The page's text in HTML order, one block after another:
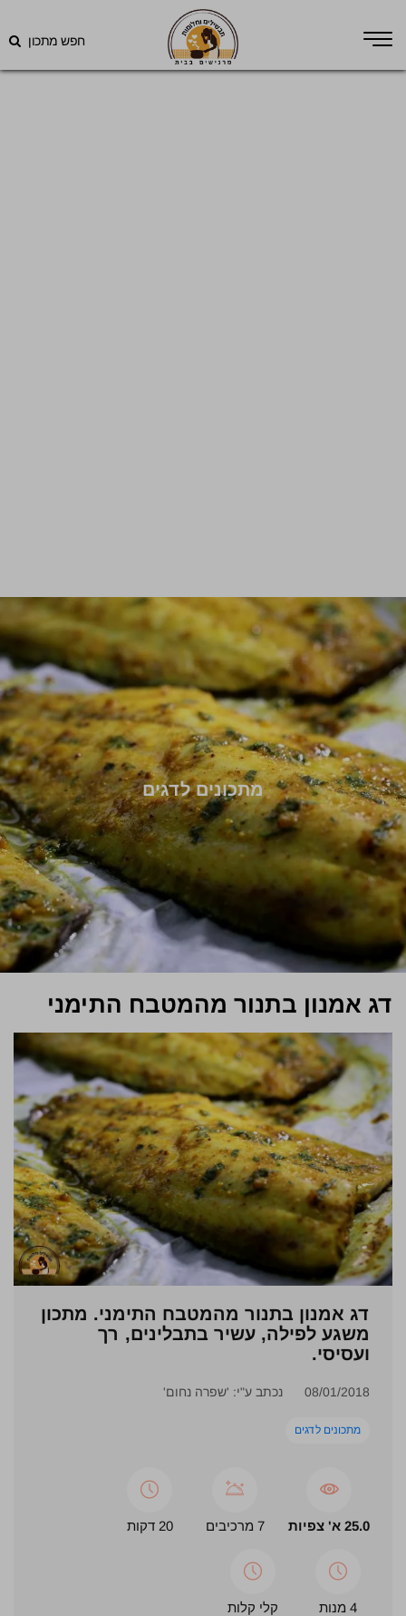
חפש מתכון
מתכונים לדגים
דג אמנון בתנור מהמטבח התימני
דג אמנון בתנור מהמטבח התימני. מתכון
משגע לפילה, עשיר בתבלינים, רך
ועסיסי.
08/01/2018 נכתב ע"י: 'שפרה נחום'
מתכונים לדגים
25.0 א' צפיות 7 מרכיבים 20 דקות
4 מנות קלי קלות